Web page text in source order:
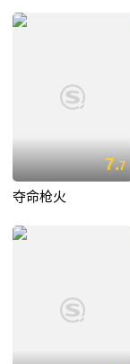
7.7
夺命枪火